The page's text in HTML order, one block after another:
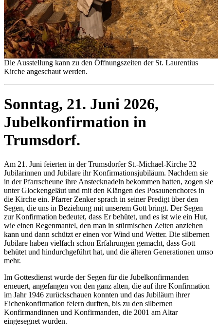
Die Ausstellung kann zu den Öffnungszeiten der St. Laurentius
Kirche angeschaut werden.
Sonntag, 21. Juni 2026,
Jubelkonfirmation in
Trumsdorf.
Am 21. Juni feierten in der Trumsdorfer St.-Michael-Kirche 32
Jubilarinnen und Jubilare ihr Konfirmationsjubiläum. Nachdem sie
in der Pfarrscheune ihre Anstecknadeln bekommen hatten, zogen sie
unter Glockengeläut und mit den Klängen des Posaunenchores in
die Kirche ein. Pfarrer Zenker sprach in seiner Predigt über den
Segen, die uns in Beziehung mit unserem Gott bringt. Der Segen
zur Konfirmation bedeutet, dass Er behütet, und es ist wie ein Hut,
wie einen Regenmantel, den man in stürmischen Zeiten anziehen
kann und dann schützt er einen vor Wind und Wetter. Die silbernen
Jubilare haben vielfach schon Erfahrungen gemacht, dass Gott
behütet und hindurchgeführt hat, und die älteren Generationen umso
mehr.
Im Gottesdienst wurde der Segen für die Jubelkonfirmanden
erneuert, angefangen von den ganz alten, die auf ihre Konfirmation
im Jahr 1946 zurückschauen konnten und das Jubiläum ihrer
Eichenkonfirmation feiern durften, bis zu den silbernen
Konfirmandinnen und Konfirmanden, die 2001 am Altar
eingesegnet wurden.